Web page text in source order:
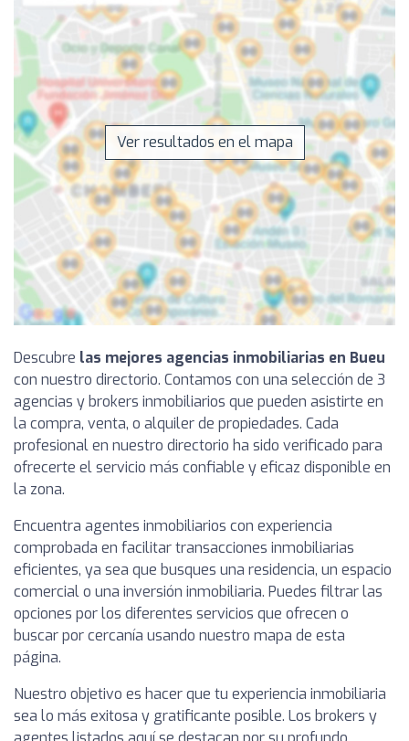
Ver resultados en el mapa
Descubre las mejores agencias inmobiliarias en Bueu
con nuestro directorio. Contamos con una selección de 3
agencias y brokers inmobiliarios que pueden asistirte en
la compra, venta, o alquiler de propiedades. Cada
profesional en nuestro directorio ha sido verificado para
ofrecerte el servicio más confiable y eficaz disponible en
la zona.
Encuentra agentes inmobiliarios con experiencia
comprobada en facilitar transacciones inmobiliarias
eficientes, ya sea que busques una residencia, un espacio
comercial o una inversión inmobiliaria. Puedes filtrar las
opciones por los diferentes servicios que ofrecen o
buscar por cercanía usando nuestro mapa de esta
página.
Nuestro objetivo es hacer que tu experiencia inmobiliaria
sea lo más exitosa y gratificante posible. Los brokers y